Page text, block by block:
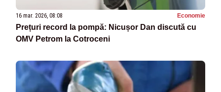
16 mar. 2026, 08:08 Economie
Prețuri record la pompă: Nicușor Dan discută cu
OMV Petrom la Cotroceni